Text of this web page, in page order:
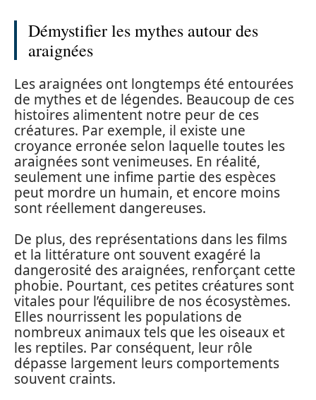
Démystifier les mythes autour des
araignées
Les araignées ont longtemps été entourées
de mythes et de légendes. Beaucoup de ces
histoires alimentent notre peur de ces
créatures. Par exemple, il existe une
croyance erronée selon laquelle toutes les
araignées sont venimeuses. En réalité,
seulement une infime partie des espèces
peut mordre un humain, et encore moins
sont réellement dangereuses.
De plus, des représentations dans les films
et la littérature ont souvent exagéré la
dangerosité des araignées, renforçant cette
phobie. Pourtant, ces petites créatures sont
vitales pour l’équilibre de nos écosystèmes.
Elles nourrissent les populations de
nombreux animaux tels que les oiseaux et
les reptiles. Par conséquent, leur rôle
dépasse largement leurs comportements
souvent craints.